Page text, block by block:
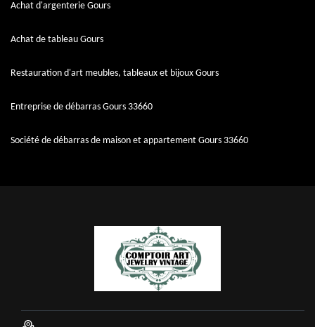
Achat d'argenterie Gours
Achat de tableau Gours
Restauration d'art meubles, tableaux et bijoux Gours
Entreprise de débarras Gours 33660
Société de débarras de maison et appartement Gours 33660